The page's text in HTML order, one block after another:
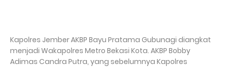
Kapolres Jember AKBP Bayu Pratama Gubunagi diangkat
menjadi Wakapolres Metro Bekasi Kota. AKBP Bobby
Adimas Candra Putra, yang sebelumnya Kapolres